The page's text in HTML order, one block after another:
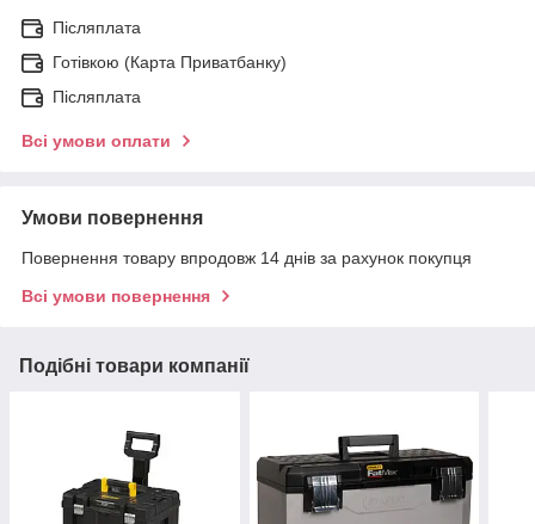
Післяплата
Готівкою (Карта Приватбанку)
Післяплата
Всі умови оплати
Умови повернення
Повернення товару впродовж 14 днів за рахунок покупця
Всі умови повернення
Подібні товари компанії